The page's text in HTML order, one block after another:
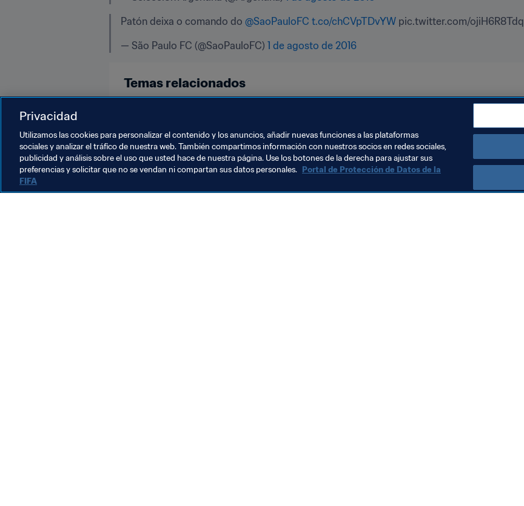
Patón deixa o comando do @SaoPauloFC t.co/chCVpTDvYW pic.twitter.com/ojiH6R8Tdq
— São Paulo FC (@SaoPauloFC) 1 de agosto de 2016
Temas relacionados
Privacidad
Utilizamos las cookies para personalizar el contenido y los anuncios, añadir nuevas funciones a las plataformas
sociales y analizar el tráfico de nuestra web. También compartimos información con nuestros socios en redes sociales,
publicidad y análisis sobre el uso que usted hace de nuestra página. Use los botones de la derecha para ajustar sus
preferencias y solicitar que no se vendan ni compartan sus datos personales. Portal de Protección de Datos de la
FIFA